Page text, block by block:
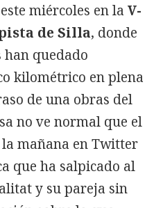
miércoles en la V-
de Silla, donde
quedado
kilométrico en plena
de una obras del
no ve normal que el
mañana en Twitter
que ha salpicado al
y su pareja sin